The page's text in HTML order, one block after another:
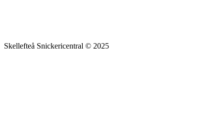
Skellefteå Snickericentral © 2025